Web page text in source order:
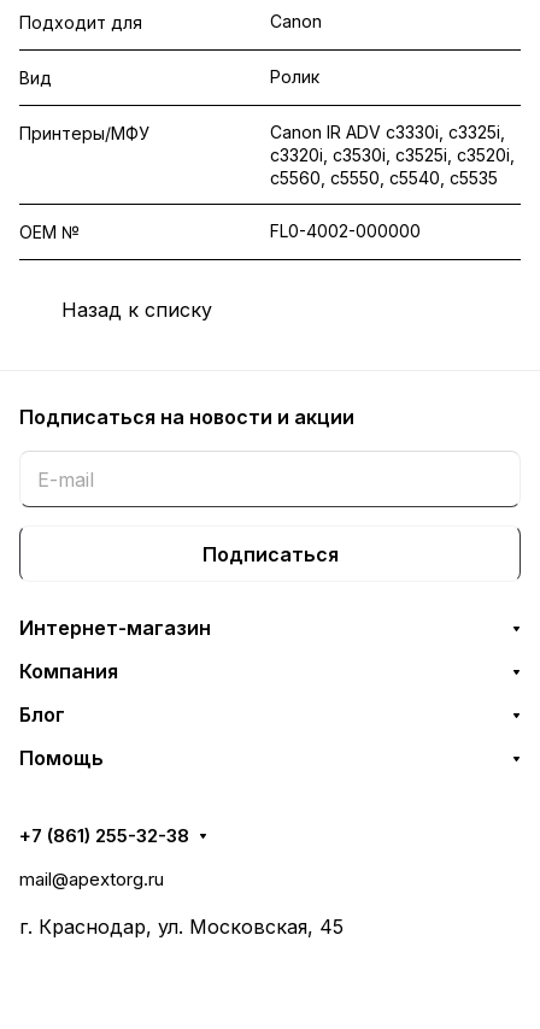
Подходит для Canon
Вид Ролик
Принтеры/МФУ
Canon IR ADV c3330i, c3325i,
c3320i, c3530i, c3525i, c3520i,
c5560, c5550, c5540, c5535
OEM № FL0-4002-000000
Назад к списку
Подписаться на новости и акции
Подписаться
Интернет-магазин
Компания
Блог
Помощь
+7 (861) 255-32-38
mail@apextorg.ru
г. Краснодар, ул. Московская, 45